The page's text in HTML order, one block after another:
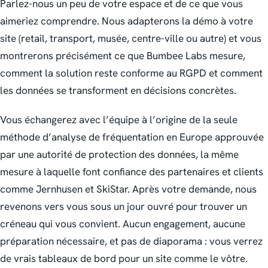
Parlez-nous un peu de votre espace et de ce que vous
aimeriez comprendre. Nous adapterons la démo à votre
site (retail, transport, musée, centre-ville ou autre) et vous
montrerons précisément ce que Bumbee Labs mesure,
comment la solution reste conforme au RGPD et comment
les données se transforment en décisions concrètes.
Vous échangerez avec l’équipe à l’origine de la seule
méthode d’analyse de fréquentation en Europe approuvée
par une autorité de protection des données, la même
mesure à laquelle font confiance des partenaires et clients
comme Jernhusen et SkiStar. Après votre demande, nous
revenons vers vous sous un jour ouvré pour trouver un
créneau qui vous convient. Aucun engagement, aucune
préparation nécessaire, et pas de diaporama : vous verrez
de vrais tableaux de bord pour un site comme le vôtre.